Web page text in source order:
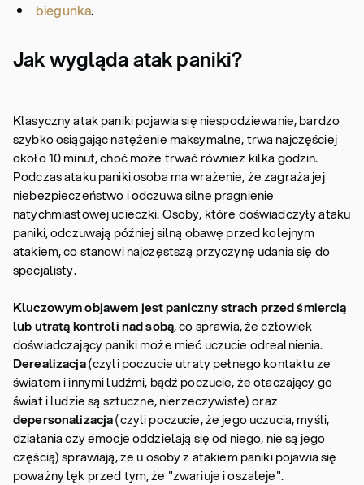
biegunka.
Jak wygląda atak paniki?
Klasyczny atak paniki pojawia się niespodziewanie, bardzo
szybko osiągając natężenie maksymalne, trwa najczęściej
około 10 minut, choć może trwać również kilka godzin.
Podczas ataku paniki osoba ma wrażenie, że zagraża jej
niebezpieczeństwo i odczuwa silne pragnienie
natychmiastowej ucieczki. Osoby, które doświadczyły ataku
paniki, odczuwają później silną obawę przed kolejnym
atakiem, co stanowi najczęstszą przyczynę udania się do
specjalisty.
Kluczowym objawem jest paniczny strach przed śmiercią
lub utratą kontroli nad sobą, co sprawia, że człowiek
doświadczający paniki może mieć uczucie odrealnienia.
Derealizacja(czyli poczucie utraty pełnego kontaktu ze
światem i innymi ludźmi, bądź poczucie, że otaczający go
świat i ludzie są sztuczne, nierzeczywiste) oraz
depersonalizacja(czyli poczucie, że jego uczucia, myśli,
działania czy emocje oddzielają się od niego, nie są jego
częścią) sprawiają, że u osoby z atakiem paniki pojawia się
poważny lęk przed tym, że "zwariuje i oszaleje".